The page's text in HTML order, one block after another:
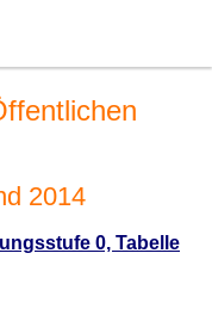
2014
0, Tabelle